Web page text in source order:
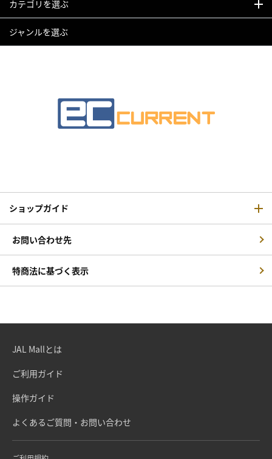
カテゴリを選ぶ
ジャンルを選ぶ
ショップガイド
お問い合わせ先
特商法に基づく表示
JAL Mallとは
ご利用ガイド
操作ガイド
よくあるご質問・お問い合わせ